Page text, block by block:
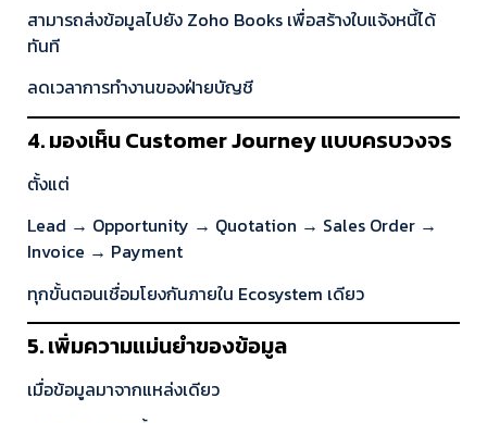
สามารถส่งข้อมูลไปยัง Zoho Books เพื่อสร้างใบแจ้งหนี้ได้
ทันที
ลดเวลาการทำงานของฝ่ายบัญชี
4. มองเห็น Customer Journey แบบครบวงจร
ตั้งแต่
Lead → Opportunity → Quotation → Sales Order →
Invoice → Payment
ทุกขั้นตอนเชื่อมโยงกันภายใน Ecosystem เดียว
5. เพิ่มความแม่นยำของข้อมูล
เมื่อข้อมูลมาจากแหล่งเดียว